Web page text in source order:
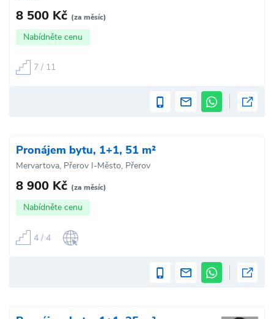
8 500 Kč (za měsíc)
Nabídněte cenu
7 / 11
Pronájem bytu, 1+1, 51 m²
Mervartova, Přerov I-Město, Přerov
8 900 Kč (za měsíc)
Nabídněte cenu
4 / 4